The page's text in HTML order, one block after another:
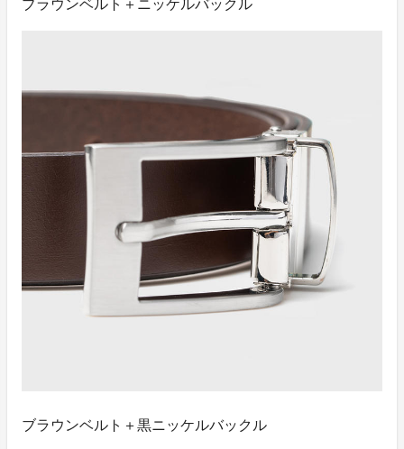
ブラウンベルト＋ニッケルバックル
ブラウンベルト＋黒ニッケルバックル